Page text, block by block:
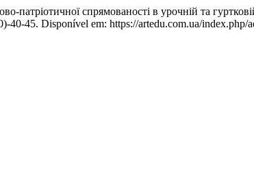
спрямованості в урочній та
45. Disponível em: https://artedu.com.ua/index.php/